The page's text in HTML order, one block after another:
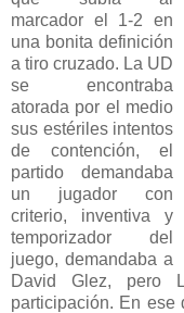
marcador el 1-2 en
una bonita definición
a tiro cruzado. La UD
se encontraba
atorada por el medio
sus estériles intentos
de contención, el
partido demandaba
un jugador con
criterio, inventiva y
temporizador del
juego, demandaba a
David Glez, pero
participación. En ese